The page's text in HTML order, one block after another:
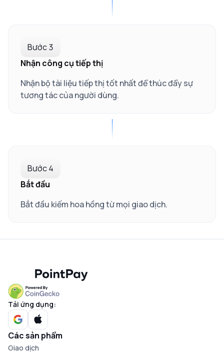
Bước 3
Nhận công cụ tiếp thị
Nhận bộ tài liệu tiếp thị tốt nhất để thúc đẩy sự
tương tác của người dùng.
Bước 4
Bắt đầu
Bắt đầu kiếm hoa hồng từ mọi giao dịch.
Tải ứng dụng:
Các sản phẩm
Giao dịch